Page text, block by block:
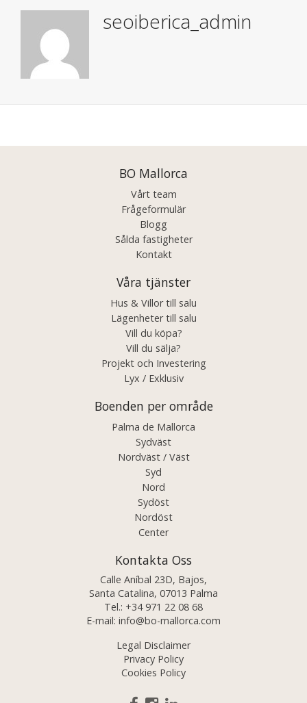
seoiberica_admin
navigation
BO Mallorca
Vårt team
Frågeformulär
Blogg
Sålda fastigheter
Kontakt
Våra tjänster
Hus & Villor till salu
Lägenheter till salu
Vill du köpa?
Vill du sälja?
Projekt och Investering
Lyx / Exklusiv
Boenden per område
Palma de Mallorca
Sydväst
Nordväst / Väst
Syd
Nord
Sydöst
Nordöst
Center
Kontakta Oss
Calle Aníbal 23D, Bajos,
Santa Catalina, 07013 Palma
Tel.: +34 971 22 08 68
E-mail: info@bo-mallorca.com
Legal Disclaimer
Privacy Policy
Cookies Policy